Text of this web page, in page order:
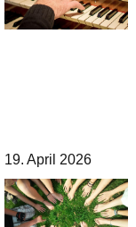
19. April 2026